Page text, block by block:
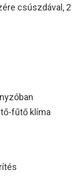
csúszdával, 2
fűtő klíma